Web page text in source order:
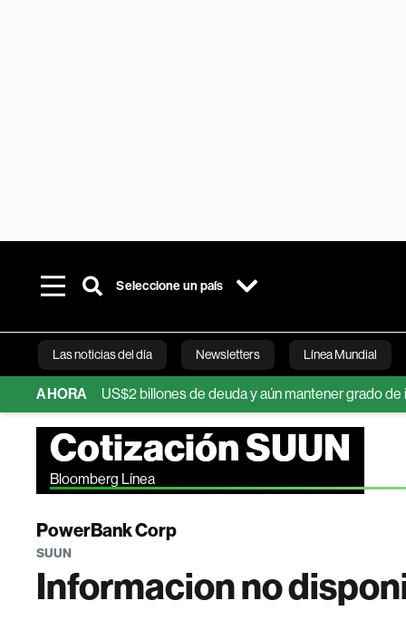
Seleccione un país
Las noticias del día Newsletters Línea Mundial
Bloomberg
AHORA
sumar US$2 billones de deuda y aún mantener grado de
Cotización SUUN
Bloomberg Línea
PowerBank Corp
SUUN
Informacion no